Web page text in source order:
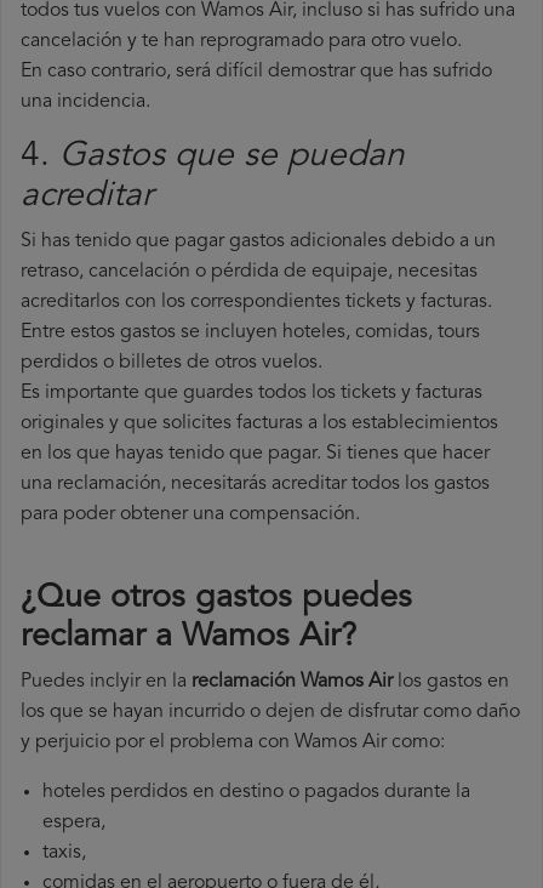
todos tus vuelos con Wamos Air, incluso si has sufrido una
cancelación y te han reprogramado para otro vuelo.
En caso contrario, será difícil demostrar que has sufrido
una incidencia.
4. Gastos que se puedan
acreditar
Si has tenido que pagar gastos adicionales debido a un
retraso, cancelación o pérdida de equipaje, necesitas
acreditarlos con los correspondientes tickets y facturas.
Entre estos gastos se incluyen hoteles, comidas, tours
perdidos o billetes de otros vuelos.
Es importante que guardes todos los tickets y facturas
originales y que solicites facturas a los establecimientos
en los que hayas tenido que pagar. Si tienes que hacer
una reclamación, necesitarás acreditar todos los gastos
para poder obtener una compensación.
¿Que otros gastos puedes
reclamar a Wamos Air​?
Puedes inclyir en la reclamación Wamos Airlos gastos en
los que se hayan incurrido o dejen de disfrutar como daño
y perjuicio por el problema con Wamos Air como:
hoteles perdidos en destino o pagados durante la
espera,
taxis,
comidas en el aeropuerto o fuera de él,